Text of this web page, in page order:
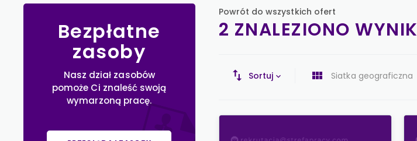
Bezpłatne
zasoby
Nasz dział zasobów
pomoże Ci znaleść swoją
wymarzoną pracę.
Powrót do wszystkich ofert
2 ZNALEZIONO WYNIK
Sortuj Siatka geograficzna